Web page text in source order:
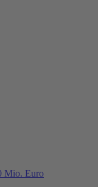
Mio. Euro